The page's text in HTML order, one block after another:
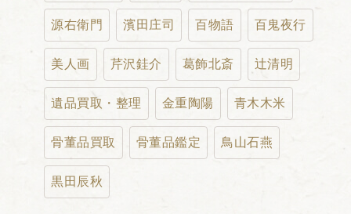
源右衛門 濱田庄司 百物語 百鬼夜行
美人画 芹沢銈介 葛飾北斎 辻清明
遺品買取・整理 金重陶陽 青木木米
骨董品買取 骨董品鑑定 鳥山石燕
黒田辰秋